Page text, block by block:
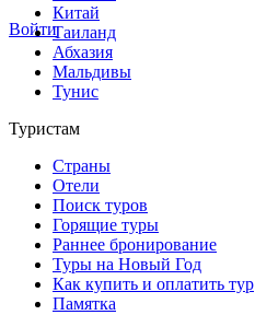
Войти
Китай
Таиланд
Абхазия
Мальдивы
Тунис
Туристам
Страны
Отели
Поиск туров
Горящие туры
Раннее бронирование
Туры на Новый Год
Как купить и оплатить тур
Памятка